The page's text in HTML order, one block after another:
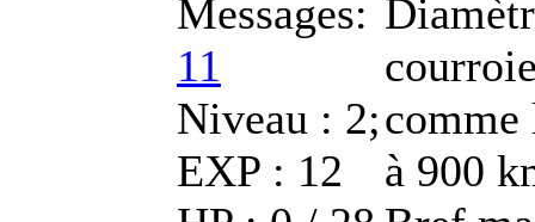
Messages:
11
Niveau : 2;
EXP : 12
comme
à 900